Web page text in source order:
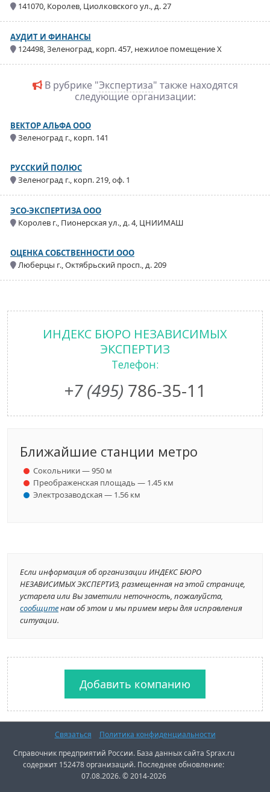
141070, Королев, Циолковского ул., д. 27
АУДИТ И ФИНАНСЫ
124498, Зеленоград, корп. 457, нежилое помещение X
В рубрике "Экспертиза" также находятся
следующие организации:
ВЕКТОР АЛЬФА ООО
Зеленоград г., корп. 141
РУССКИЙ ПОЛЮС
Зеленоград г., корп. 219, оф. 1
ЭСО-ЭКСПЕРТИЗА ООО
Королев г., Пионерская ул., д. 4, ЦНИИМАШ
ОЦЕНКА СОБСТВЕННОСТИ ООО
Люберцы г., Октябрьский просп., д. 209
ИНДЕКС БЮРО НЕЗАВИСИМЫХ
ЭКСПЕРТИЗ
Телефон:
+7 (495) 786-35-11
Ближайшие станции метро
Сокольники — 950 м
Преображенская площадь — 1.45 км
Электрозаводская — 1.56 км
Если информация об организации ИНДЕКС БЮРО
НЕЗАВИСИМЫХ ЭКСПЕРТИЗ, размещенная на этой странице,
устарела или Вы заметили неточность, пожалуйста,
сообщитенам об этом и мы примем меры для исправления
ситуации.
Добавить компанию
Связаться
Политика конфиденциальности
Справочник предприятий России. База данных сайта Sprax.ru
содержит 152478 организаций. Последнее обновление:
07.08.2026. © 2014-2026